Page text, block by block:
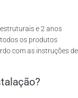
e 2 anos
os produtos
com as instruções de